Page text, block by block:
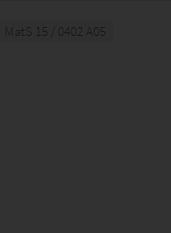
MatS 15 / 0402 A05